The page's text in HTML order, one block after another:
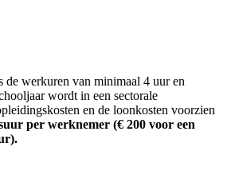
de werkuren van minimaal 4 uur en
wordt in een sectorale
en de loonkosten voorzien
per werknemer (€ 200 voor een